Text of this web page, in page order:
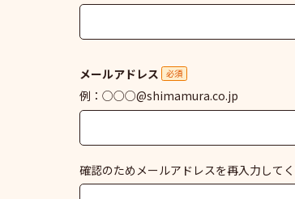
メールアドレス 必須
例：○○○@shimamura.co.jp
確認のためメールアドレスを再入力してく